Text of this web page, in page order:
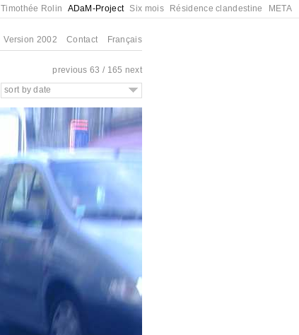
Timothée Rolin ADaM-Project Six mois Résidence clandestine META
Version 2002 Contact Français
previous 63 / 165 next
sort by date